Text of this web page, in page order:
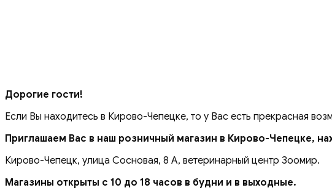
Дорогие гости!
Если Вы находитесь в Кирово-Чепецке, то у Вас есть прекрасная
Приглашаем Вас в наш розничный магазин в Кирово-Чепецке,
Кирово-Чепецк, улица Сосновая, 8 А, ветеринарный центр Зоомир.
Магазины открыты с 10 до 18 часов в будни и в выходные.